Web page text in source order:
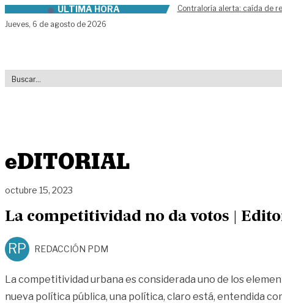
Skip to contentÚLTIMA HORA
Contraloría alerta: caída de
Jueves, 6 de agosto de 2026
eDITORIAL
octubre 15, 2023
La competitividad no da votos |
RP REDACCIÓN PDM
La competitividad urbana es considerada uno de los
nueva política pública, una política, claro está, entendida